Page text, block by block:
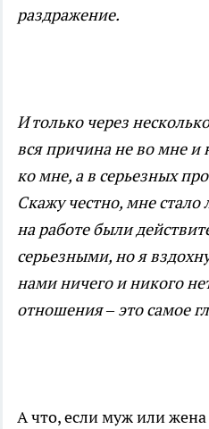
раздражение.
И только через
вся причина не во мне
ко мне, а в серьезных
Скажу честно, мне
на работе были
серьезными, но я
нами ничего и никого
отношения – это самое
А что, если муж или